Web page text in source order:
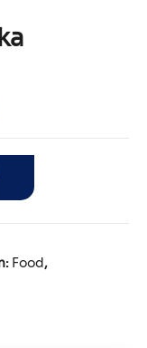
aantal
Food,